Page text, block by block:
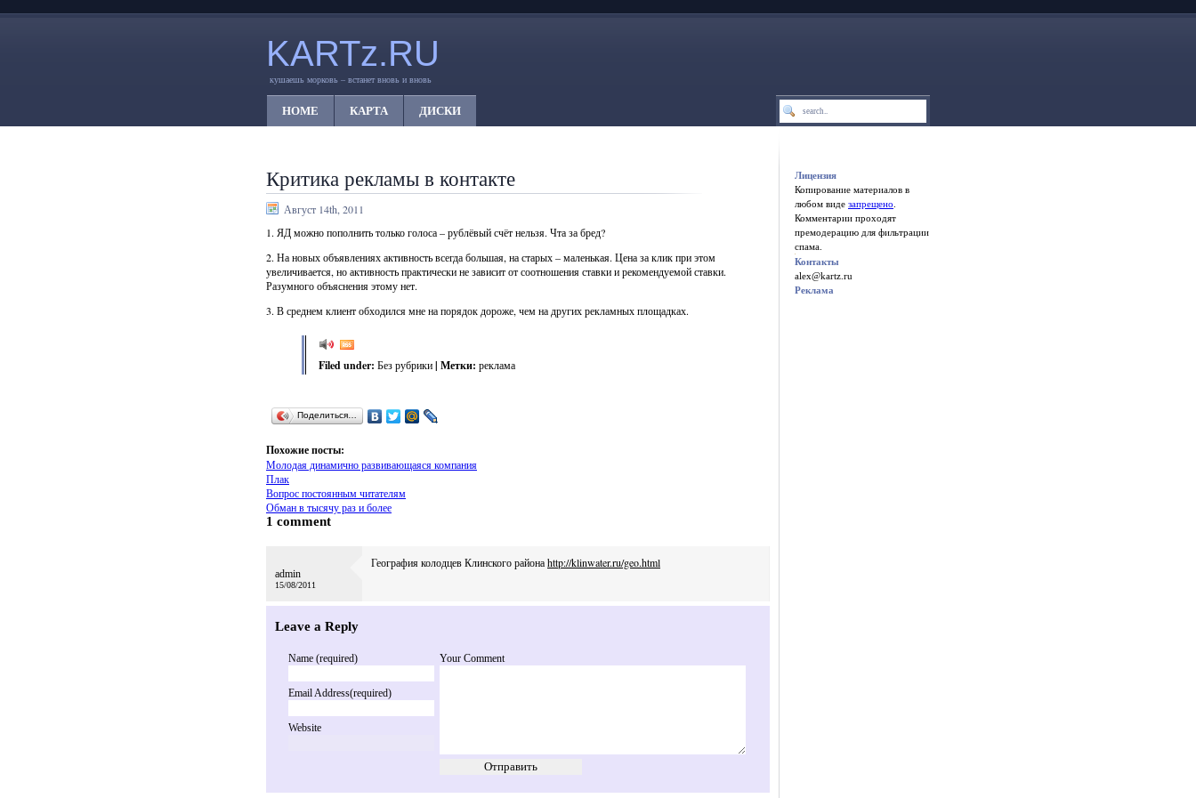
KARTz.RU
кушаешь морковь – встанет вновь и вновь
HOME КАРТА ДИСКИ
Критика рекламы в контакте
Август 14th, 2011
1. ЯД можно пополнить только голоса – рублёвый счёт нельзя. Чта за бред?
2. На новых объявлениях активность всегда большая, на старых – маленькая. Цена за клик при этом
увеличивается, но активность практически не зависит от соотношения ставки и рекомендуемой ставки.
Разумного объяснения этому нет.
3. В среднем клиент обходился мне на порядок дороже, чем на других рекламных площадках.
Filed under: Без рубрики| Метки: реклама
Поделиться…
Похожие посты:
Молодая динамично развивающаяся компания
Плак
Вопрос постоянным читателям
Обман в тысячу раз и более
1 comment
admin
15/08/2011
География колодцев Клинского районаhttp://klinwater.ru/geo.html
Leave a Reply
Name (required)
Email Address(required)
Website
Your Comment
Лицензия
Копирование материалов в
любом виде запрещено
Комментарии проходят
премодерацию для фильтрации
спама.
Контакты
alex@kartz.ru
Реклама